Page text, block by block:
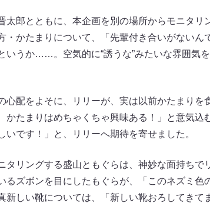
太郎とともに、本企画を別の場所からモニタ
・かたまりについて、「先輩付き合いがないん
いうか……。空気的に“誘うな”みたいな雰囲気
心配をよそに、リリーが、実は以前かたまりを
かたまりはめちゃくちゃ興味ある！」と意気込
いです！」と、リリーへ期待を寄せました。
タリングする盛山ともぐらは、神妙な面持ちで
るズボンを目にしたもぐらが、「このネズミ
新しい靴については、「新しい靴おろしてき